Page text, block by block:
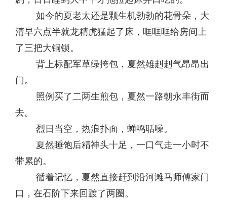
如今的夏老太还是颗生机勃勃的花骨朵，大
清早六点半就龙精虎猛起了床，哐哐哐给房间上
了三把大铜锁。
背上标配军草绿挎包，夏然雄赳赳气昂昂出
门。
照例买了二两生煎包，夏然一路朝永丰街而
去。
烈日当空，热浪扑面，蝉鸣聒噪。
夏然睡饱后精神头十足，一口气走一小时不
带累的。
循着记忆，夏然直接赶到沿河滩马师傅家门
口，在石阶下来回踱了两圈。